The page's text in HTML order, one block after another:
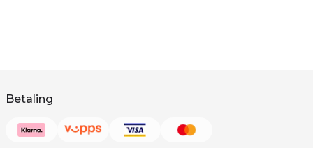
Betaling